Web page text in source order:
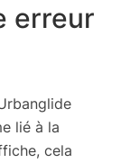
erreur
lié à la
cela